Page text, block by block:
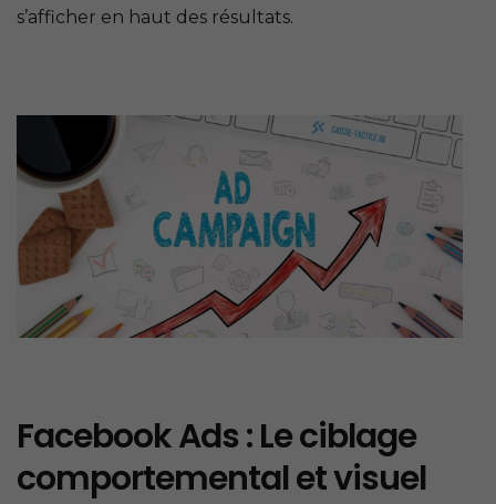
s’afficher en haut des résultats.
Facebook Ads : Le ciblage
comportemental et visuel